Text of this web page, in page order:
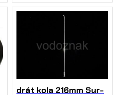
drát kola 216mm Sur-